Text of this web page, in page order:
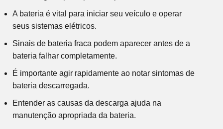
A bateria é vital para iniciar seu veículo e operar
seus sistemas elétricos.
Sinais de bateria fraca podem aparecer antes de a
bateria falhar completamente.
É importante agir rapidamente ao notar sintomas de
bateria descarregada.
Entender as causas da descarga ajuda na
manutenção apropriada da bateria.